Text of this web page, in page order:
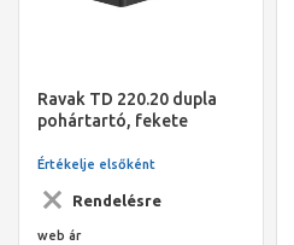
Ravak TD 220.20 dupla
pohártartó, fekete
Rendelésre
Értékelje elsőként
web ár